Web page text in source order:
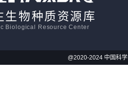
生物种质资源库
Biological Resource Center
@2020-2024 中国科